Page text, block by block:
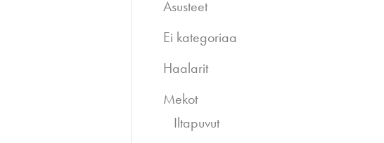
Asusteet
Ei kategoriaa
Haalarit
Mekot
Iltapuvut